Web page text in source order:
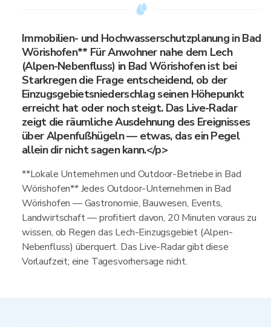
Immobilien- und Hochwasserschutzplanung in Bad
Wörishofen** Für Anwohner nahe dem Lech
(Alpen-Nebenfluss) in Bad Wörishofen ist bei
Starkregen die Frage entscheidend, ob der
Einzugsgebietsniederschlag seinen Höhepunkt
erreicht hat oder noch steigt. Das Live-Radar
zeigt die räumliche Ausdehnung des Ereignisses
über Alpenfußhügeln — etwas, das ein Pegel
allein dir nicht sagen kann.</p>
**Lokale Unternehmen und Outdoor-Betriebe in Bad
Wörishofen** Jedes Outdoor-Unternehmen in Bad
Wörishofen — Gastronomie, Bauwesen, Events,
Landwirtschaft — profitiert davon, 20 Minuten voraus zu
wissen, ob Regen das Lech-Einzugsgebiet (Alpen-
Nebenfluss) überquert. Das Live-Radar gibt diese
Vorlaufzeit; eine Tagesvorhersage nicht.